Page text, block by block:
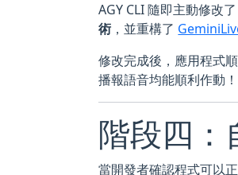
AGY CLI 隨即主動修改
術 ，並重構了
修改完成後，應用程式
播報語音均能順利作動！
階段四：
當開發者確認程式可以